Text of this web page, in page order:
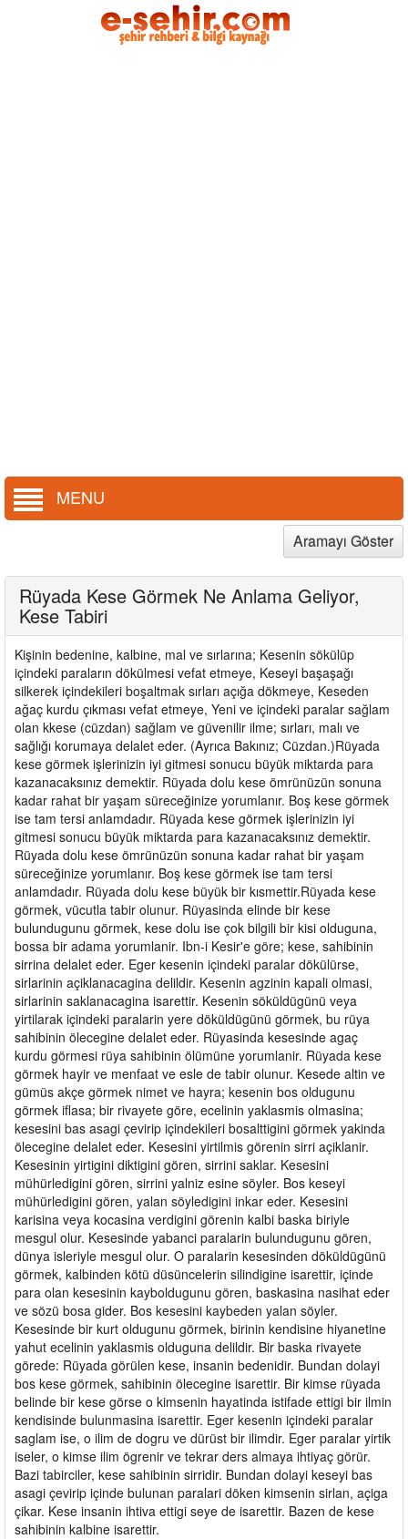
MENU
Aramayı Göster
Rüyada Kese Görmek Ne Anlama Geliyor,
Kese Tabiri
Kişinin bedenine, kalbine, mal ve sırlarına; Kesenin sökülüp
içindeki paraların dökülmesi vefat etmeye, Keseyi başaşağı
silkerek içindekileri boşaltmak sırları açığa dökmeye, Keseden
ağaç kurdu çıkması vefat etmeye, Yeni ve içindeki paralar sağlam
olan kkese (cüzdan) sağlam ve güvenilir ilme; sırları, malı ve
sağlığı korumaya delalet eder. (Ayrıca Bakınız; Cüzdan.)Rüyada
kese görmek işlerinizin iyi gitmesi sonucu büyük miktarda para
kazanacaksınız demektir. Rüyada dolu kese ömrünüzün sonuna
kadar rahat bir yaşam süreceğinize yorumlanır. Boş kese görmek
ise tam tersi anlamdadır. Rüyada kese görmek işlerinizin iyi
gitmesi sonucu büyük miktarda para kazanacaksınız demektir.
Rüyada dolu kese ömrünüzün sonuna kadar rahat bir yaşam
süreceğinize yorumlanır. Boş kese görmek ise tam tersi
anlamdadır. Rüyada dolu kese büyük bir kısmettir.Rüyada kese
görmek, vücutla tabir olunur. Rüyasinda elinde bir kese
bulundugunu görmek, kese dolu ise çok bilgili bir kisi olduguna,
bossa bir adama yorumlanir. Ibn-i Kesir'e göre; kese, sahibinin
sirrina delalet eder. Eger kesenin içindeki paralar dökülürse,
sirlarinin açiklanacagina delildir. Kesenin agzinin kapali olmasi,
sirlarinin saklanacagina isarettir. Kesenin söküldügünü veya
yirtilarak içindeki paralarin yere döküldügünü görmek, bu rüya
sahibinin ölecegine delalet eder. Rüyasinda kesesinde agaç
kurdu görmesi rüya sahibinin ölümüne yorumlanir. Rüyada kese
görmek hayir ve menfaat ve esle de tabir olunur. Kesede altin ve
gümüs akçe görmek nimet ve hayra; kesenin bos oldugunu
görmek iflasa; bir rivayete göre, ecelinin yaklasmis olmasina;
kesesini bas asagi çevirip içindekileri bosalttigini görmek yakinda
ölecegine delalet eder. Kesesini yirtilmis görenin sirri açiklanir.
Kesesinin yirtigini diktigini gören, sirrini saklar. Kesesini
mühürledigini gören, sirrini yalniz esine söyler. Bos keseyi
mühürledigini gören, yalan söyledigini inkar eder. Kesesini
karisina veya kocasina verdigini görenin kalbi baska biriyle
mesgul olur. Kesesinde yabanci paralarin bulundugunu gören,
dünya isleriyle mesgul olur. O paralarin kesesinden döküldügünü
görmek, kalbinden kötü düsüncelerin silindigine isarettir, içinde
para olan kesesinin kayboldugunu gören, baskasina nasihat eder
ve sözü bosa gider. Bos kesesini kaybeden yalan söyler.
Kesesinde bir kurt oldugunu görmek, birinin kendisine hiyanetine
yahut ecelinin yaklasmis olduguna delildir. Bir baska rivayete
görede: Rüyada görülen kese, insanin bedenidir. Bundan dolayi
bos kese görmek, sahibinin ölecegine isarettir. Bir kimse rüyada
belinde bir kese görse o kimsenin hayatinda istifade ettigi bir ilmin
kendisinde bulunmasina isarettir. Eger kesenin içindeki paralar
saglam ise, o ilim de dogru ve dürüst bir ilimdir. Eger paralar yirtik
iseler, o kimse ilim ögrenir ve tekrar ders almaya ihtiyaç görür.
Bazi tabirciler, kese sahibinin sirridir. Bundan dolayi keseyi bas
asagi çevirip içinde bulunan paralari döken kimsenin sirlan, açiga
çikar. Kese insanin ihtiva ettigi seye de isarettir. Bazen de kese
sahibinin kalbine isarettir.